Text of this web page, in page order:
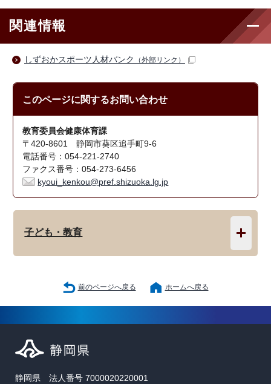
関連情報
しずおかスポーツ人材バンク （外部リンク）
このページに関するお問い合わせ
教育委員会健康体育課
〒420-8601 静岡市葵区追手町9-6
電話番号：054-221-2740
ファクス番号：054-273-6456
kyoui_kenkou@pref.shizuoka.lg.jp
子ども・教育
前のページへ戻る ホームへ戻る
静岡県 法人番号 7000020220001